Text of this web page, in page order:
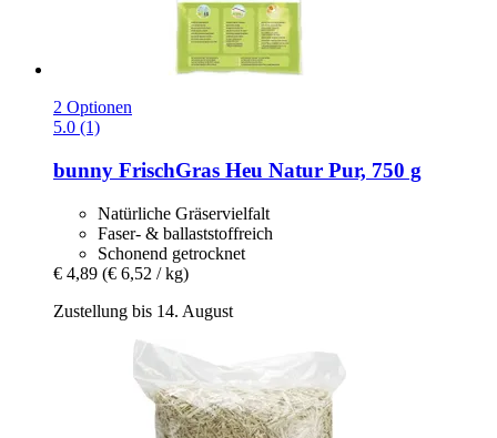
2 Optionen
5.0 (1)
bunny FrischGras Heu Natur Pur, 750 g
Natürliche Gräservielfalt
Faser- & ballaststoffreich
Schonend getrocknet
€ 4,89 (€ 6,52 / kg)
Zustellung bis 14. August